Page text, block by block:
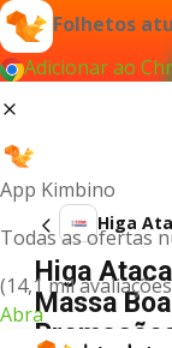
Folhetos
Adicionar ao
App Kimbino
Todas as ofertas
(14,1 mil
Abra
Higa
Higa
Massa